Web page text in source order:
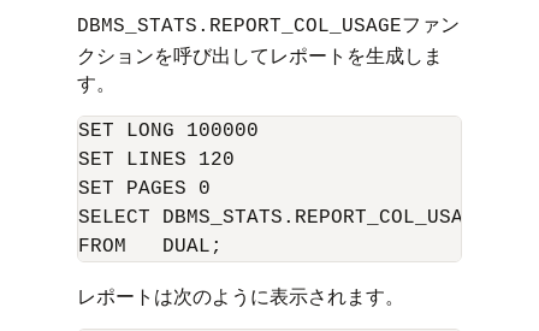
DBMS_STATS.REPORT_COL_USAGEファン
クションを呼び出してレポートを生成しま
す。
SET LONG 100000
SET LINES 120
SET PAGES 0
SELECT
レポートは次のように表示されます。